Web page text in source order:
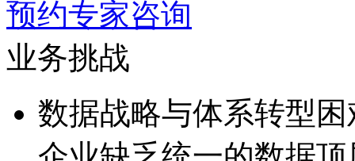
预约专家咨询
业务挑战
数据战略与体系转型困